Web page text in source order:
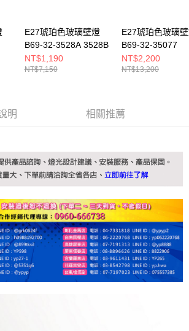
度；若仍有額度不足之情形，本公司將視審查結果
號或使用他人資訊註冊。若發現惡意使用之情形，
有權停止該用戶之使用額度並採取法律行動。
E27琥珀色玻璃壁燈
B69-32-3528A 3528B
NT$1,190
NT$7,150
E27琥珀色玻璃
B69-32-35077
NT$2,200
NT$13,200
明 相關推薦